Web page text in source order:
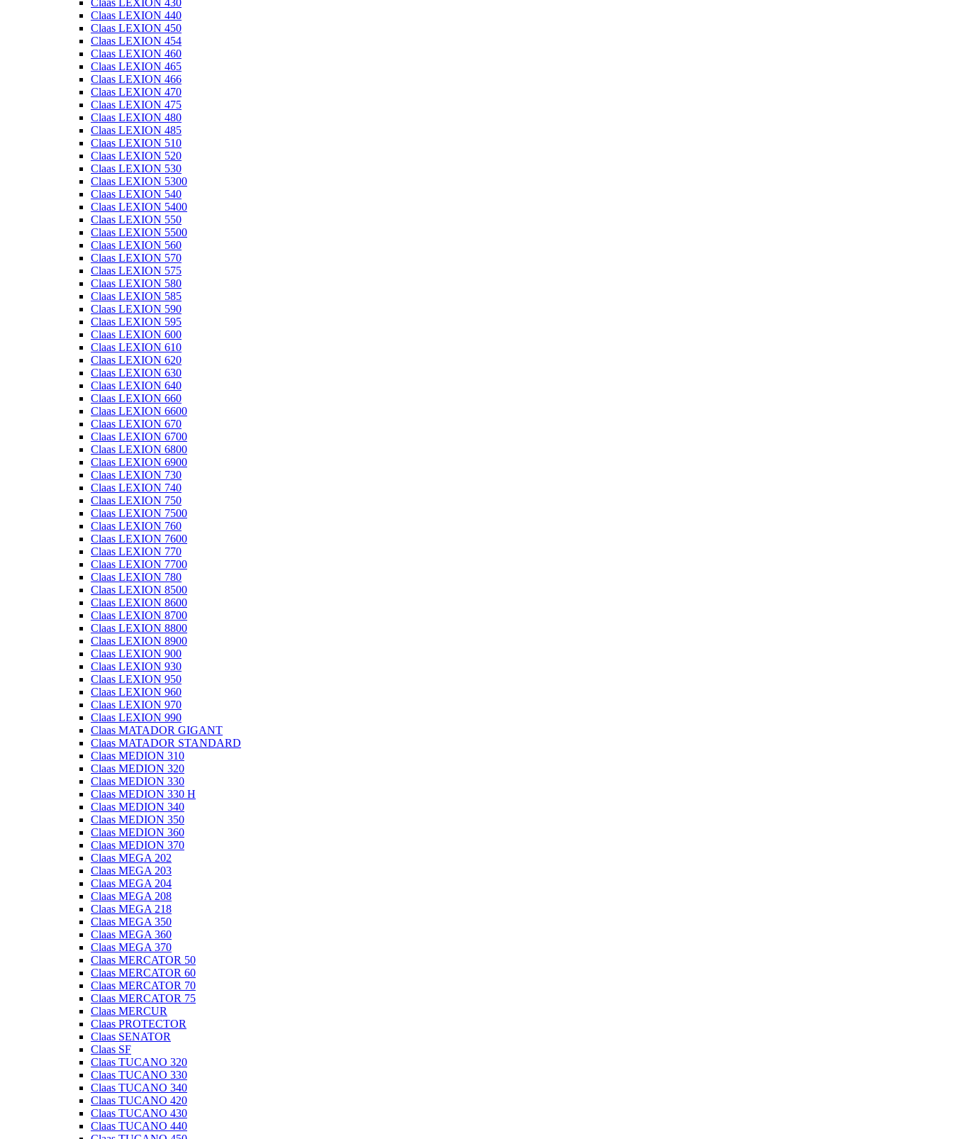
Claas LEXION 430
Claas LEXION 440
Claas LEXION 450
Claas LEXION 454
Claas LEXION 460
Claas LEXION 465
Claas LEXION 466
Claas LEXION 470
Claas LEXION 475
Claas LEXION 480
Claas LEXION 485
Claas LEXION 510
Claas LEXION 520
Claas LEXION 530
Claas LEXION 5300
Claas LEXION 540
Claas LEXION 5400
Claas LEXION 550
Claas LEXION 5500
Claas LEXION 560
Claas LEXION 570
Claas LEXION 575
Claas LEXION 580
Claas LEXION 585
Claas LEXION 590
Claas LEXION 595
Claas LEXION 600
Claas LEXION 610
Claas LEXION 620
Claas LEXION 630
Claas LEXION 640
Claas LEXION 660
Claas LEXION 6600
Claas LEXION 670
Claas LEXION 6700
Claas LEXION 6800
Claas LEXION 6900
Claas LEXION 730
Claas LEXION 740
Claas LEXION 750
Claas LEXION 7500
Claas LEXION 760
Claas LEXION 7600
Claas LEXION 770
Claas LEXION 7700
Claas LEXION 780
Claas LEXION 8500
Claas LEXION 8600
Claas LEXION 8700
Claas LEXION 8800
Claas LEXION 8900
Claas LEXION 900
Claas LEXION 930
Claas LEXION 950
Claas LEXION 960
Claas LEXION 970
Claas LEXION 990
Claas MATADOR GIGANT
Claas MATADOR STANDARD
Claas MEDION 310
Claas MEDION 320
Claas MEDION 330
Claas MEDION 330 H
Claas MEDION 340
Claas MEDION 350
Claas MEDION 360
Claas MEDION 370
Claas MEGA 202
Claas MEGA 203
Claas MEGA 204
Claas MEGA 208
Claas MEGA 218
Claas MEGA 350
Claas MEGA 360
Claas MEGA 370
Claas MERCATOR 50
Claas MERCATOR 60
Claas MERCATOR 70
Claas MERCATOR 75
Claas MERCUR
Claas PROTECTOR
Claas SENATOR
Claas SF
Claas TUCANO 320
Claas TUCANO 330
Claas TUCANO 340
Claas TUCANO 420
Claas TUCANO 430
Claas TUCANO 440